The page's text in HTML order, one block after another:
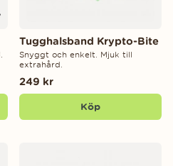
Tugghalsband Krypto-Bite
Snyggt och enkelt. Mjuk till
extrahård.
249 kr
Köp